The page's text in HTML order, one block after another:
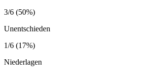
3/6 (50%)
Unentschieden
1/6 (17%)
Niederlagen